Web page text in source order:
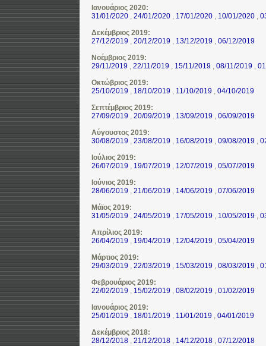
Ιανουάριος 2020:
31/01/2020 , 24/01/2020 , 17/01/2020 , 10/01/2020 ,
Δεκέμβριος 2019:
27/12/2019 , 20/12/2019 , 13/12/2019 , 06/12/2019
Νοέμβριος 2019:
29/11/2019 , 22/11/2019 , 15/11/2019 , 08/11/2019 ,
Οκτώβριος 2019:
25/10/2019 , 18/10/2019 , 11/10/2019 , 04/10/2019
Σεπτέμβριος 2019:
27/09/2019 , 20/09/2019 , 13/09/2019 , 06/09/2019
Αύγουστος 2019:
30/08/2019 , 23/08/2019 , 16/08/2019 , 09/08/2019 ,
Ιούλιος 2019:
26/07/2019 , 19/07/2019 , 12/07/2019 , 05/07/2019
Ιούνιος 2019:
28/06/2019 , 21/06/2019 , 14/06/2019 , 07/06/2019
Μάϊος 2019:
31/05/2019 , 24/05/2019 , 17/05/2019 , 10/05/2019 ,
Απρίλιος 2019:
26/04/2019 , 19/04/2019 , 12/04/2019 , 05/04/2019
Μάρτιος 2019:
29/03/2019 , 22/03/2019 , 15/03/2019 , 08/03/2019 ,
Φεβρουάριος 2019:
22/02/2019 , 15/02/2019 , 08/02/2019 , 01/02/2019
Ιανουάριος 2019:
25/01/2019 , 18/01/2019 , 11/01/2019 , 04/01/2019
Δεκέμβριος 2018:
28/12/2018 , 21/12/2018 , 14/12/2018 , 07/12/2018